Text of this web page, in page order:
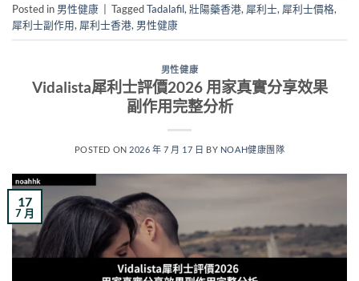
Posted in 男性健康 TaggedTadalafil, 壯陽藥香港, 犀利士, 犀利士價格,
犀利士副作用, 犀利士香港, 男性健康
男性健康
Vidalista犀利士評價2026 用家真實分享效果
副作用完整分析
POSTED ON 2026 年 7 月 17 日 BY NOAH健康團隊
17
7 月